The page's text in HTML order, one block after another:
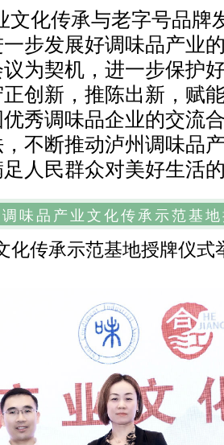
文化传承与老字号品牌
步发展好调味品产业
为契机，进一步保护
创新，推陈出新，赋
秀调味品企业的交流
不断推动泸州调味品
人民群众对美好生活
味品产业文化传承示范基
化传承示范基地授牌仪